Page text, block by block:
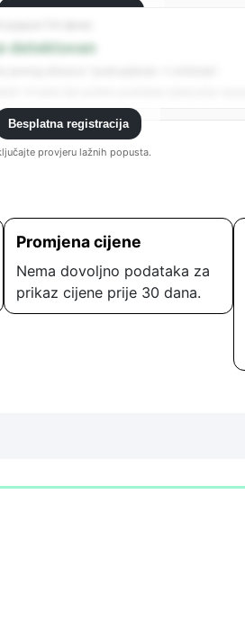
se da vidite sve analitike.
detektovan
Besplatna registracija
provjeru lažnih popusta.
Promjena cijene
Nema dovoljno podataka za
prikaz cijene prije 30 dana.